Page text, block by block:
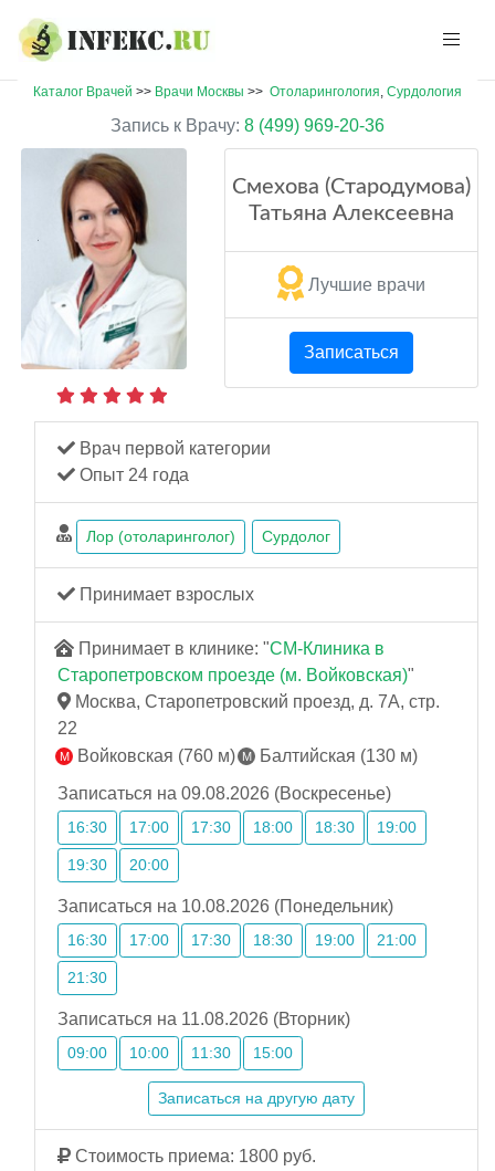
Каталог Врачей >> Врачи Москвы >> Отоларингология, Сурдология
Запись к Врачу: 8 (499) 969-20-36
Смехова (Стародумова)
Татьяна Алексеевна
Лучшие врачи
Записаться
Врач первой категории
Опыт 24 года
Лор (отоларинголог) Сурдолог
Принимает взрослых
Принимает в клинике: "СМ-Клиника в
Старопетровском проезде (м. Войковская)"
Москва, Старопетровский проезд, д. 7А, стр.
22
Войковская (760 м)
Балтийская (130 м)
Записаться на 09.08.2026 (Воскресенье)
16:30 17:00 17:30 18:00 18:30 19:00
19:30 20:00
Записаться на 10.08.2026 (Понедельник)
16:30 17:00 17:30 18:30 19:00 21:00
21:30
Записаться на 11.08.2026 (Вторник)
09:00 10:00 11:30 15:00
Записаться на другую дату
Стоимость приема: 1800 руб.